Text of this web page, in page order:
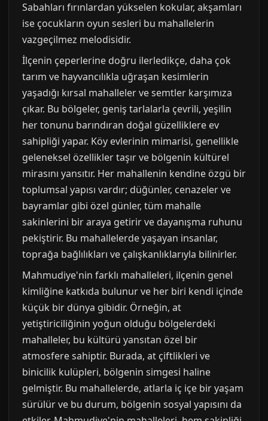
Sabahları fırınlardan yükselen kokular, akşamları
ise çocukların oyun sesleri bu mahallelerin
vazgeçilmez melodisidir.
İlçenin çeperlerine doğru ilerledikçe, daha çok
tarım ve hayvancılıkla uğraşan kesimlerin
yaşadığı kırsal mahalleler ve semtler karşımıza
çıkar. Bu bölgeler, geniş tarlalarla çevrili, yeşilin
her tonunu barındıran doğal güzelliklere ev
sahipliği yapar. Köy evlerinin mimarisi, genellikle
geleneksel özellikler taşır ve bölgenin kültürel
mirasını yansıtır. Her mahallenin kendine özgü bir
toplumsal yapısı vardır; düğünler, cenazeler ve
bayramlar gibi özel günler, tüm mahalle
sakinlerini bir araya getirir ve dayanışma ruhunu
pekiştirir. Bu mahallelerde yaşayan insanlar,
toprağa bağlılıkları ve çalışkanlıklarıyla bilinirler.
Mahmudiye'nin farklı mahalleleri, ilçenin genel
kimliğine katkıda bulunur ve her biri kendi içinde
küçük bir dünya gibidir. Örneğin, at
yetiştiriciliğinin yoğun olduğu bölgelerdeki
mahalleler, bu kültürü yansıtan özel bir
atmosfere sahiptir. Burada, at çiftlikleri ve
binicilik kulüpleri, bölgenin simgesi haline
gelmiştir. Bu mahallelerde, atlarla iç içe bir yaşam
sürülür ve bu durum, bölgenin sosyal yapısını da